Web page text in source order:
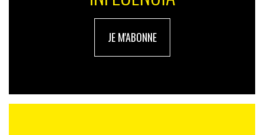
Une nuance qui ne suffit pas à faire oublier qu’
plus que jamais besoin de femmes pour accompagner
À lire également :
JE M'ABONNE